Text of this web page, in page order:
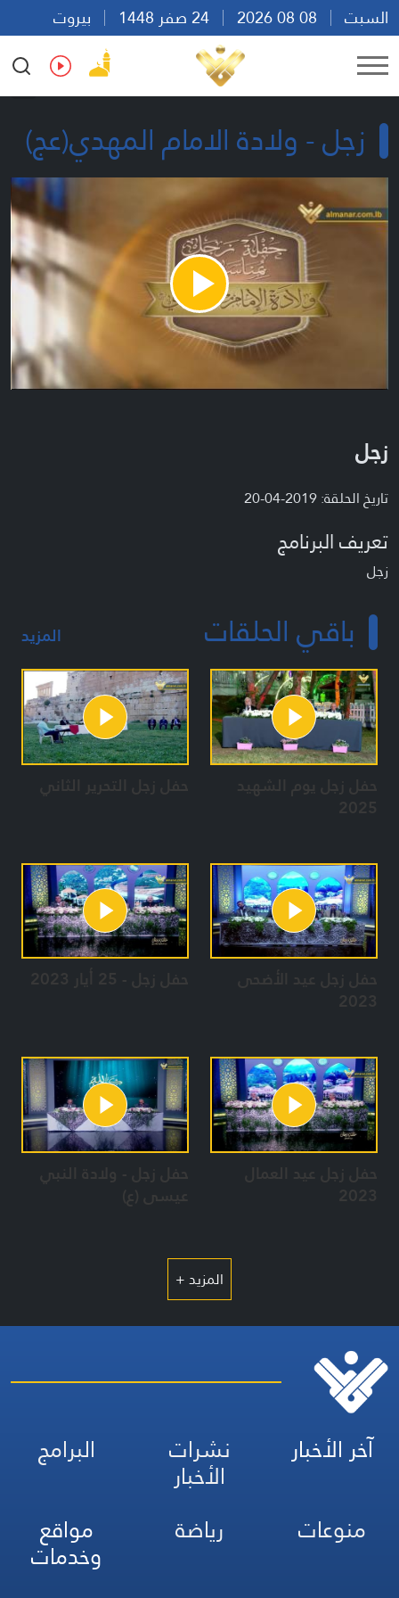
السبت
بيروت
09:51
Ar En Fr Es
زجل - ولادة الامام المهدي(عج)
Play
Video
زجل
تاريخ الحلقة: 2019-04-20
تعريف البرنامج
زجل
باقي الحلقات المزيد
حفل زجل يوم الشهيد
2025
حفل زجل التحرير الثاني
حفل زجل عيد الأضحى
2023
حفل زجل - 25 أيار 2023
حفل زجل عيد العمال
2023
حفل زجل - ولادة النبي
عيسى (ع)
المزيد +
آخر الأخبار نشرات
الأخبار
البرامج
منوعات
رياضة مواقع
وخدمات